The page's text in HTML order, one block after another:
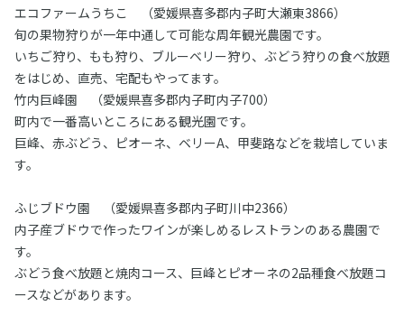
エコファームうちこ （愛媛県喜多郡内子町大瀬東3866）
旬の果物狩りが一年中通して可能な周年観光農園です。
いちご狩り、もも狩り、ブルーベリー狩り、ぶどう狩りの食べ放題
をはじめ、直売、宅配もやってます。
竹内巨峰園 （愛媛県喜多郡内子町内子700）
町内で一番高いところにある観光園です。
巨峰、赤ぶどう、ピオーネ、ベリーA、甲斐路などを栽培していま
す。
ふじブドウ園 （愛媛県喜多郡内子町川中2366）
内子産ブドウで作ったワインが楽しめるレストランのある農園で
す。
ぶどう食べ放題と焼肉コース、巨峰とピオーネの2品種食べ放題コ
ースなどがあります。